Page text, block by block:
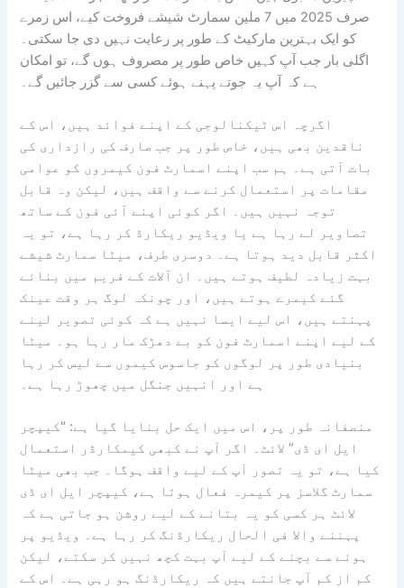
صرف 2025 میں 7 ملین سمارٹ شیشے فروخت کیے، اس زمرے
کو ایک بہترین مارکیٹ کے طور پر رعایت نہیں دی جا سکتی۔
اگلی بار جب آپ کہیں خاص طور پر مصروف ہوں گے، تو امکان
ہے کہ آپ یہ جوتے پہنے ہوئے کسی سے گزر جائیں گے۔
اگرچہ اس ٹیکنالوجی کے اپنے فوائد ہیں، اس کے
ناقدین بھی ہیں، خاص طور پر جب صارف کی رازداری کی
بات آتی ہے۔ ہم سب اپنے اسمارٹ فون کیمروں کو عوامی
مقامات پر استعمال کرنے سے واقف ہیں، لیکن وہ قابل
توجہ نہیں ہیں۔ اگر کوئی اپنے آئی فون کے ساتھ
تصاویر لے رہا ہے یا ویڈیو ریکارڈ کر رہا ہے، تو یہ
اکثر قابل دید ہوتا ہے۔ دوسری طرف، میٹا سمارٹ شیشے
بہت زیادہ لطیف ہوتے ہیں۔ ان آلات کے فریم میں بنائے
گئے کیمرے ہوتے ہیں، اور چونکہ لوگ ہر وقت عینک
پہنتے ہیں، اس لیے ایسا نہیں ہے کہ کوئی تصویر لینے
کے لیے اپنے اسمارٹ فون کو بے دھڑک مار رہا ہو۔ میٹا
بنیادی طور پر لوگوں کو جاسوس کیموں سے لیس کر رہا
ہے اور انہیں جنگل میں چھوڑ رہا ہے۔
منصفانہ طور پر، اس میں ایک حل بنایا گیا ہے: "کیپچر
ایل ای ڈی” لائٹ۔ اگر آپ نے کبھی کیمکارڈر استعمال
کیا ہے، تو یہ تصور آپ کے لیے واقف ہوگا۔ جب بھی میٹا
سمارٹ گلاسز پر کیمرہ فعال ہوتا ہے، کیپچر ایل ای ڈی
لائٹ ہر کسی کو یہ بتانے کے لیے روشن ہو جاتی ہے کہ
پہننے والا فی الحال ریکارڈنگ کر رہا ہے۔ ویڈیو پر
ہونے سے بچنے کے لیے آپ بہت کچھ نہیں کر سکتے، لیکن
کم از کم آپ جانتے ہیں کہ ریکارڈنگ ہو رہی ہے۔ اس کے